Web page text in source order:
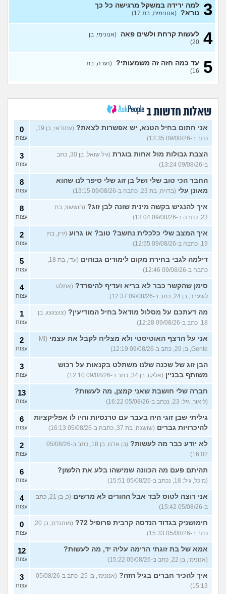
הן לא אוהבות את זה?
(אריה, בן 26)
איך להתמודד עם הערות על
המשקל שלי?
(אישה, בת 21)
על ריח רע מהנרתיק
(אינה,
בת 32)
מהי האינדיקציה ההכי טובה
11
אני מתבייש ולא יודע מה
לעשות בקיץ בים או בריכה
(אנונימי, בן 13)
רופא שיניים נזף בי, דמעתי כל
הטיפול
(תות, בת 34)
6
עד כמה אני מבלבלת בנות
באופן הלבוש שלי והדיבור שלי,
צריכה עצה
(עדן, בת 24)
4
עצות
האם אימוני קליסטניקס באמת
טובים יותר?
(מתלבט, בן 32)
4
עצות
בת 16, והשיער שלי ממש נושר
ואני לא יודעת מה לעשות?
(אליאנה, בת 16)
צלוליט בגיל הנעורים, מה
לעשות? (אנונימית, בת 16)
2
עצות
(מעיין, בן 14) 5
עצות
עוד שאלות חדשות במדור
3 למה ירידה במשקל מרגישה כל כך
נורא? (אנונימית, בת 17)
4 לעשות קרחת ולשים פאה (אנונימי, בן
20)
5 עד כמה חזה זה משמעותי? (נערה, בת
16)
שאלות חדשות ב
אני חתום בחיל הטנא, יש אפשרות לצאת?
(עתודאי, בן 19,
כתב ב-09/08/26 13:35)
0
עצות
הצבת גבולות מול אחות בוגרת
(גיל שואל, בן 30, כתב
ב-09/08/26 13:24)
3
עצות
החבר הכי טוב שלי ושל בן זוג שלי סיפר לנו שהוא
מאונן עלי (בדויה, בת 23, כתבה ב-09/08/26 13:15)
8
עצות
איך להנגיש בקשה מינית שונה לבן זוג? (חוששצ, בת
23, כתבה ב-09/08/26 13:04)
8
עצות
איך המצב שלי כלכלית נחשב? טוב? או גרוע (ירין, בת
19, כתבה ב-09/08/26 12:55)
2
עצות
דילמה לגבי בחירת מקום לימודים גבוהים
(עדי, בת 18,
כתבה ב-09/08/26 12:46)
5
עצות
סימן שהקשר כבר לא בריא ועדיף להיפרד? (אתלט
לשעבר, בן 24, כתב ב-09/08/26 12:37)
4
עצות
מה דעתכם על מסלול מודאל בחיל המודיעין? (צגצגצג, בן
18, כתב ב-09/08/26 12:28)
1
עצות
אני על הרצף האוטיסטי ולא מצליח לקבל את עצמי
(Mi
Gente, בן 29, כתב ב-09/08/26 12:19)
2
עצות
הבן זוג של שכנה שלנו משתלט בקנאות על רכוש
משותף בבניין (אליקו, בן 34, כתב ב-09/08/26 12:10)
3
עצות
חברה שלי חושבת שאני קמצן, מה לעשות?
(ליאור, גיל: 23, נכתב ב-05/08/26 16:22)
13
עצות
גיליתי שבן זוגי היה בעבר עם טרנסיות והיו לו אפליקציות
להיכרויות גברים (שושנה, בת 37, כתבה ב-05/08/26 16:13)
6
עצות
לא יודע כבר מה לעשות?
(בן אדם, בן 18, כתב ב-05/08/26
16:02)
2
עצות
תהיתם פעם מה הכוונה שמישהו בלע את הלשון?
(מיכל, גיל: 18, נכתב ב-05/08/26 15:51)
6
עצות
אני רוצה לטוס לבד אבל ההורים לא מרשים
(כ, בן 21, כתב
ב-05/08/26 15:42)
4
עצות
חימושניק בגדוד הנדסה קרבית פרופיל 72?
(מוהנדס, בן 20,
כתב ב-05/08/26 15:33)
0
עצות
אמא של בת זוגתי הרימה עליה יד, מה לעשות?
(אנונימי, בן 22, כתב ב-05/08/26 15:22)
12
עצות
איך להכיר חברים בגיל הזה?
(אנונימי, בן 25, כתב ב-05/08/26
15:13)
3
עצות